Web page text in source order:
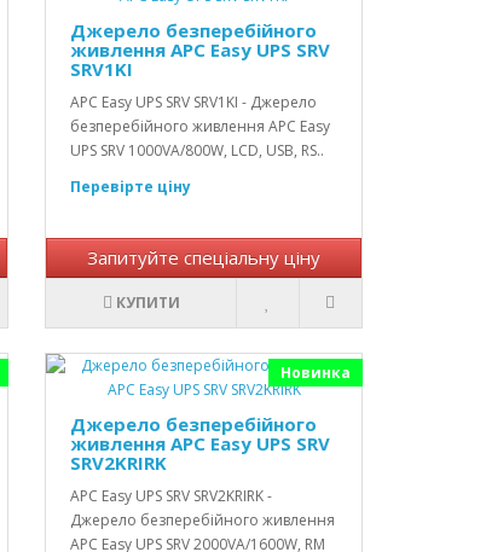
Джерело безперебійного
живлення APC Easy UPS SRV
SRV1KI
APC Easy UPS SRV SRV1KI - Джерело
безперебійного живлення APC Easy
UPS SRV 1000VA/800W, LCD, USB, RS..
Перевірте ціну
Запитуйте спеціальну ціну
КУПИТИ
Новинка
Джерело безперебійного
живлення APC Easy UPS SRV
SRV2KRIRK
APC Easy UPS SRV SRV2KRIRK -
Джерело безперебійного живлення
APC Easy UPS SRV 2000VA/1600W, RM